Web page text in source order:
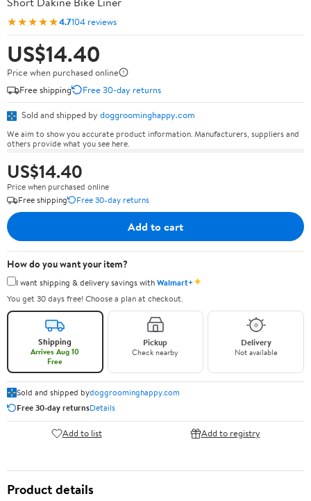
★★★★★4.7104 reviews
US$14.40
Price when purchased online
Free shipping
Free 30-day returns
Sold and shipped by doggroominghappy.com
We aim to show you accurate product information. Manufacturers, suppliers and
others provide what you see here.
US$14.40
Price when purchased online
Free shipping
Free 30-day returns
Add to cart
How do you want your item?
I want shipping & delivery savings withWalmart+✦
You get 30 days free! Choose a plan at checkout.
Shipping
Arrives Aug 10
Free
Pickup
Check nearby
Delivery
Not available
Sold and shipped bydoggroominghappy.com
Free 30-day returnsDetails
Add to list Add to registry
Product details